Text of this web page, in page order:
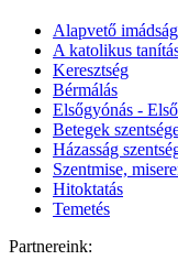
Alapvető
A katolikus
Keresztség
Bérmálás
Elsőgyónás -
Betegek
Házasság
Szentmise,
Hitoktatás
Temetés
Partnereink: